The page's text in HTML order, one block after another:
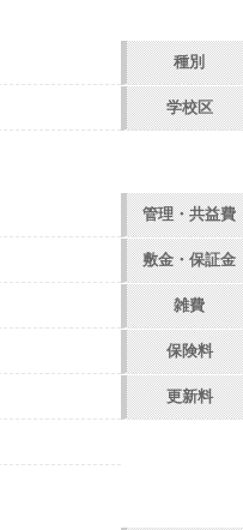
種別
学校区
管理・共益費
敷金・保証金
雑費
保険料
更新料